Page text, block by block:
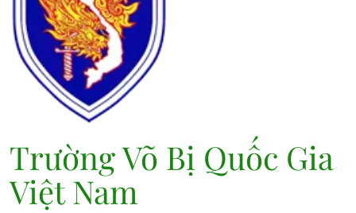
Trường Võ Bị Quốc Gia
Việt Nam